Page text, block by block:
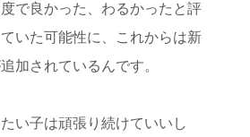
で良かった、わるかった と評
いた可能性に、これからは新
加されているんです。
たい子は頑張り続けていいし